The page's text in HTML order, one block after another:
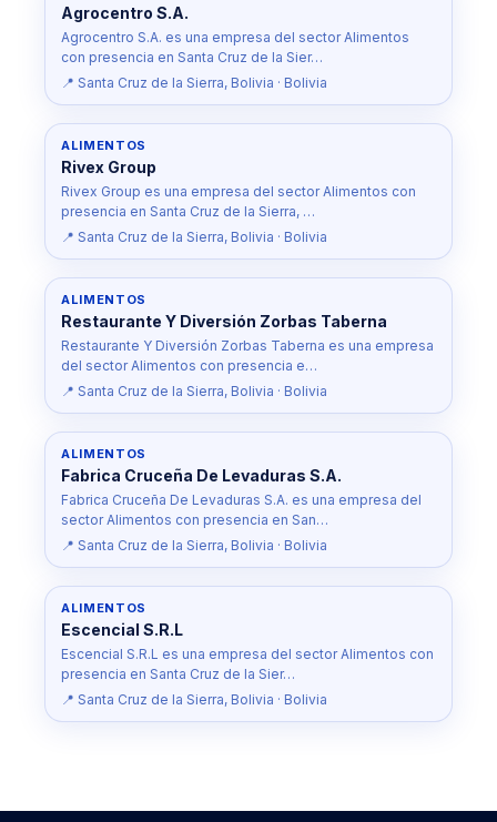
Agrocentro S.A.
Agrocentro S.A. es una empresa del sector Alimentos
con presencia en Santa Cruz de la Sier…
📍 Santa Cruz de la Sierra, Bolivia · Bolivia
ALIMENTOS
Rivex Group
Rivex Group es una empresa del sector Alimentos con
presencia en Santa Cruz de la Sierra, …
📍 Santa Cruz de la Sierra, Bolivia · Bolivia
ALIMENTOS
Restaurante Y Diversión Zorbas Taberna
Restaurante Y Diversión Zorbas Taberna es una empresa
del sector Alimentos con presencia e…
📍 Santa Cruz de la Sierra, Bolivia · Bolivia
ALIMENTOS
Fabrica Cruceña De Levaduras S.A.
Fabrica Cruceña De Levaduras S.A. es una empresa del
sector Alimentos con presencia en San…
📍 Santa Cruz de la Sierra, Bolivia · Bolivia
ALIMENTOS
Escencial S.R.L
Escencial S.R.L es una empresa del sector Alimentos con
presencia en Santa Cruz de la Sier…
📍 Santa Cruz de la Sierra, Bolivia · Bolivia